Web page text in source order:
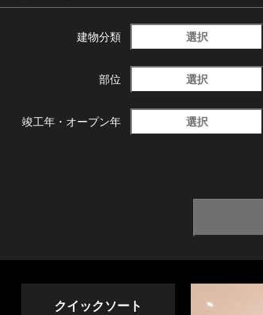
建物分類 選択
部位 選択
竣工年・ オープン年 選択
クイックソート